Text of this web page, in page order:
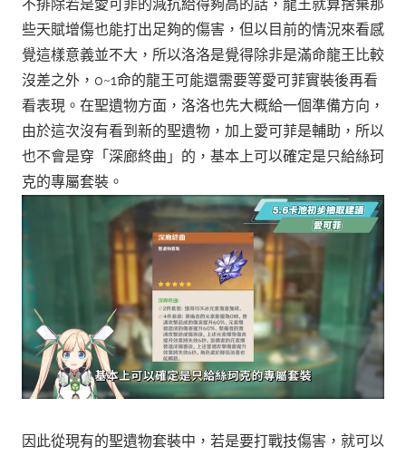
不排除若是愛可菲的減抗給得夠高的話，龍王就算捨棄那
些天賦增傷也能打出足夠的傷害，但以目前的情況來看感
覺這樣意義並不大，所以洛洛是覺得除非是滿命龍王比較
沒差之外，0~1命的龍王可能還需要等愛可菲實裝後再看
看表現。在聖遺物方面，洛洛也先大概給一個準備方向，
由於這次沒有看到新的聖遺物，加上愛可菲是輔助，所以
也不會是穿「深廊終曲」的，基本上可以確定是只給絲珂
克的專屬套裝。
因此從現有的聖遺物套裝中，若是要打戰技傷害，就可以